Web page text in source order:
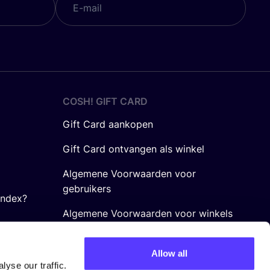
our traffic.
Allow all
COSH! GIFT CARD
Gift Card aankopen
Gift Card ontvangen als winkel
Algemene Voorwaarden voor
gebruikers
Algemene Voorwaarden voor winkels